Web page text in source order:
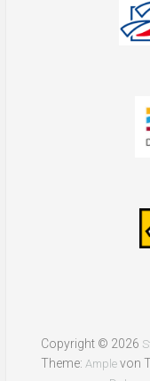
Copyright © 2026
Theme:Ample von